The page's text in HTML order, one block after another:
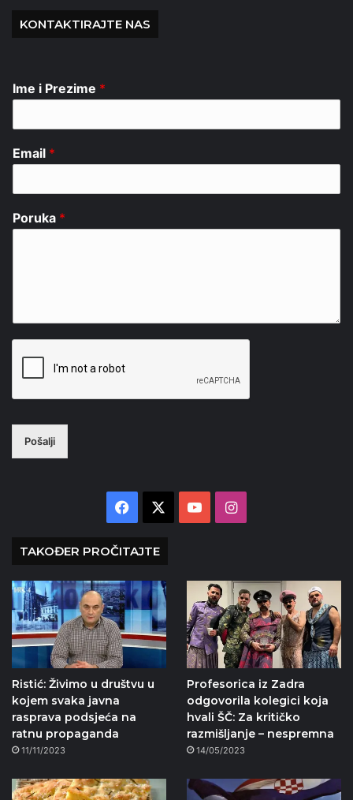
KONTAKTIRAJTE NAS
Ime i Prezime *
Email *
Poruka *
Pošalji
Facebook YouTubeInstagram
TAKOĐER PROČITAJTE
Ristić: Živimo u društvu u
kojem svaka javna
rasprava podsjeća na
ratnu propaganda
11/11/2023
Profesorica iz Zadra
odgovorila kolegici koja
hvali ŠČ: Za kritičko
razmišljanje – nespremna
14/05/2023